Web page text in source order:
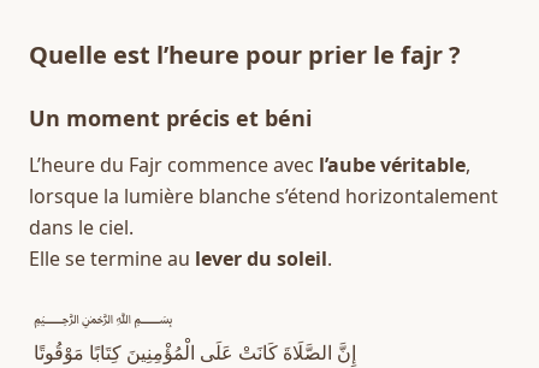
Quelle est l’heure pour prier le fajr ?
Un moment précis et béni
L’heure du Fajr commence avec l’aube véritable,
lorsque la lumière blanche s’étend horizontalement
dans le ciel.
Elle se termine au lever du soleil.
﷽